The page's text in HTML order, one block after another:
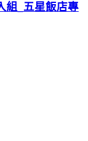
組_五星飯店專